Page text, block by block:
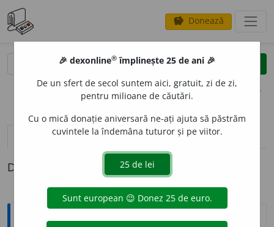
savings Donează
clear
opțiuni
definiții (1)
Definiția cu ID-ul 716003:
Explicative DEX
🎉 dexonline® împlinește 25 de ani 🎉
De un sfert de secol suntem aici, gratuit, zi de zi,
pentru milioane de căutări.
Cu o mică donație aniversară ne-ați ajuta să păstrăm
cuvintele la îndemâna tuturor și pe viitor.